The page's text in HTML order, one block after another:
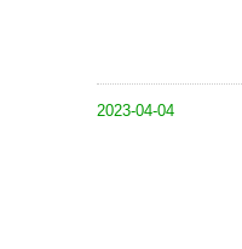
2023-04-04